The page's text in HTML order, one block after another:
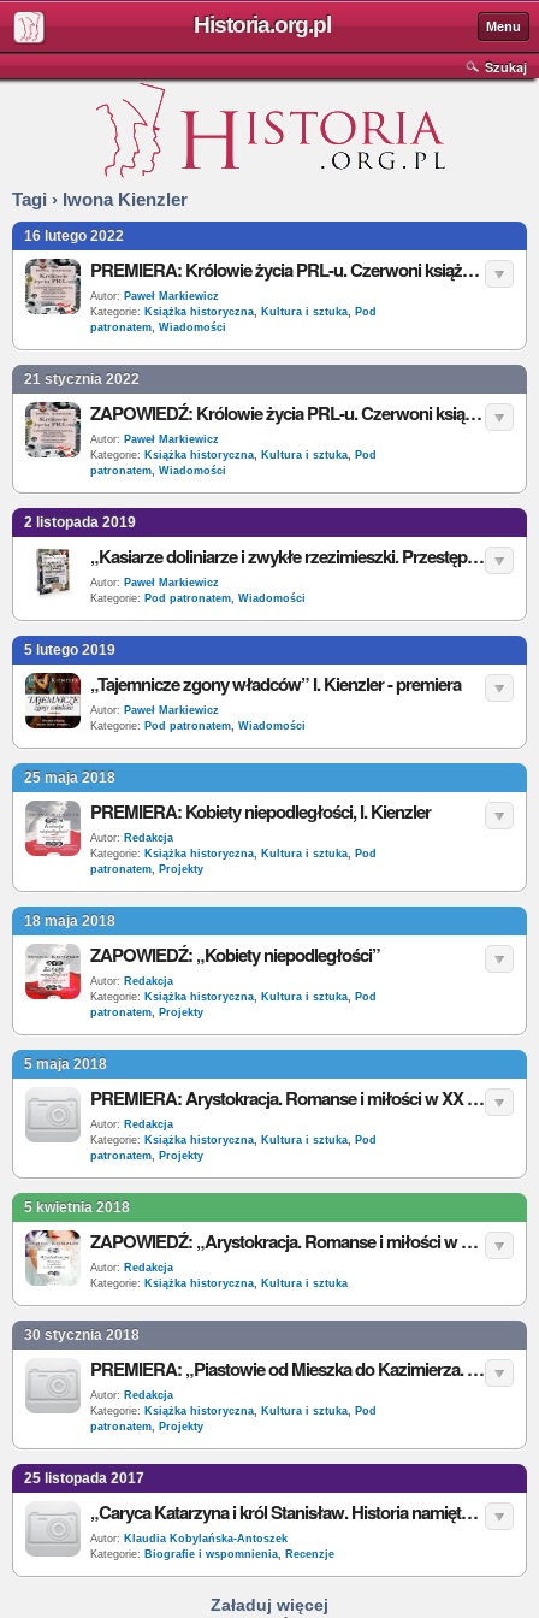
Historia.org.pl Menu
Szukaj
Tagi › Iwona Kienzler
16 lutego 2022
PREMIERA: Królowie życia PRL-u. Czerwoni książęta, playboye, towarzysze, I. Kienzler
Autor: Paweł Markiewicz
Kategorie: Książka historyczna, Kultura i sztuka, Pod
patronatem, Wiadomości
21 stycznia 2022
ZAPOWIEDŹ: Królowie życia PRL-u. Czerwoni książęta, playboye, towarzysze, I. Kienzler
Autor: Paweł Markiewicz
Kategorie: Książka historyczna, Kultura i sztuka, Pod
patronatem, Wiadomości
2 listopada 2019
„Kasiarze doliniarze i zwykłe rzezimieszki. Przestępczy półświatek II RP” I. Kienzler - zapowiedź
Autor: Paweł Markiewicz
Kategorie: Pod patronatem, Wiadomości
5 lutego 2019
„Tajemnicze zgony władców” I. Kienzler - premiera
Autor: Paweł Markiewicz
Kategorie: Pod patronatem, Wiadomości
25 maja 2018
PREMIERA: Kobiety niepodległości, I. Kienzler
Autor: Redakcja
Kategorie: Książka historyczna, Kultura i sztuka, Pod
patronatem, Projekty
18 maja 2018
ZAPOWIEDŹ: „Kobiety niepodległości”
Autor: Redakcja
Kategorie: Książka historyczna, Kultura i sztuka, Pod
patronatem, Projekty
5 maja 2018
PREMIERA: Arystokracja. Romanse i miłości w XX stuleciu, I. Kienzler
Autor: Redakcja
Kategorie: Książka historyczna, Kultura i sztuka, Pod
patronatem, Projekty
5 kwietnia 2018
ZAPOWIEDŹ: „Arystokracja. Romanse i miłości w XX stuleciu”
Autor: Redakcja
Kategorie: Książka historyczna, Kultura i sztuka
30 stycznia 2018
PREMIERA: „Piastowie od Mieszka do Kazimierza. Miłość i władza”
Autor: Redakcja
Kategorie: Książka historyczna, Kultura i sztuka, Pod
patronatem, Projekty
25 listopada 2017
„Caryca Katarzyna i król Stanisław. Historia namiętności” – I. Kienzler – recenzja
Autor: Klaudia Kobylańska-Antoszek
Kategorie: Biografie i wspomnienia, Recenzje
Załaduj więcej